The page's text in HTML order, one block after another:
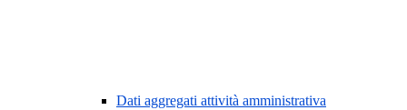
Dati aggregati attività amministrativa